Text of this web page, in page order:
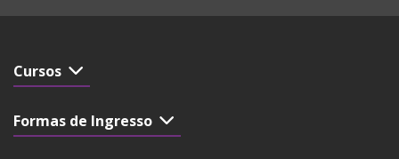
Cursos
Formas de Ingresso